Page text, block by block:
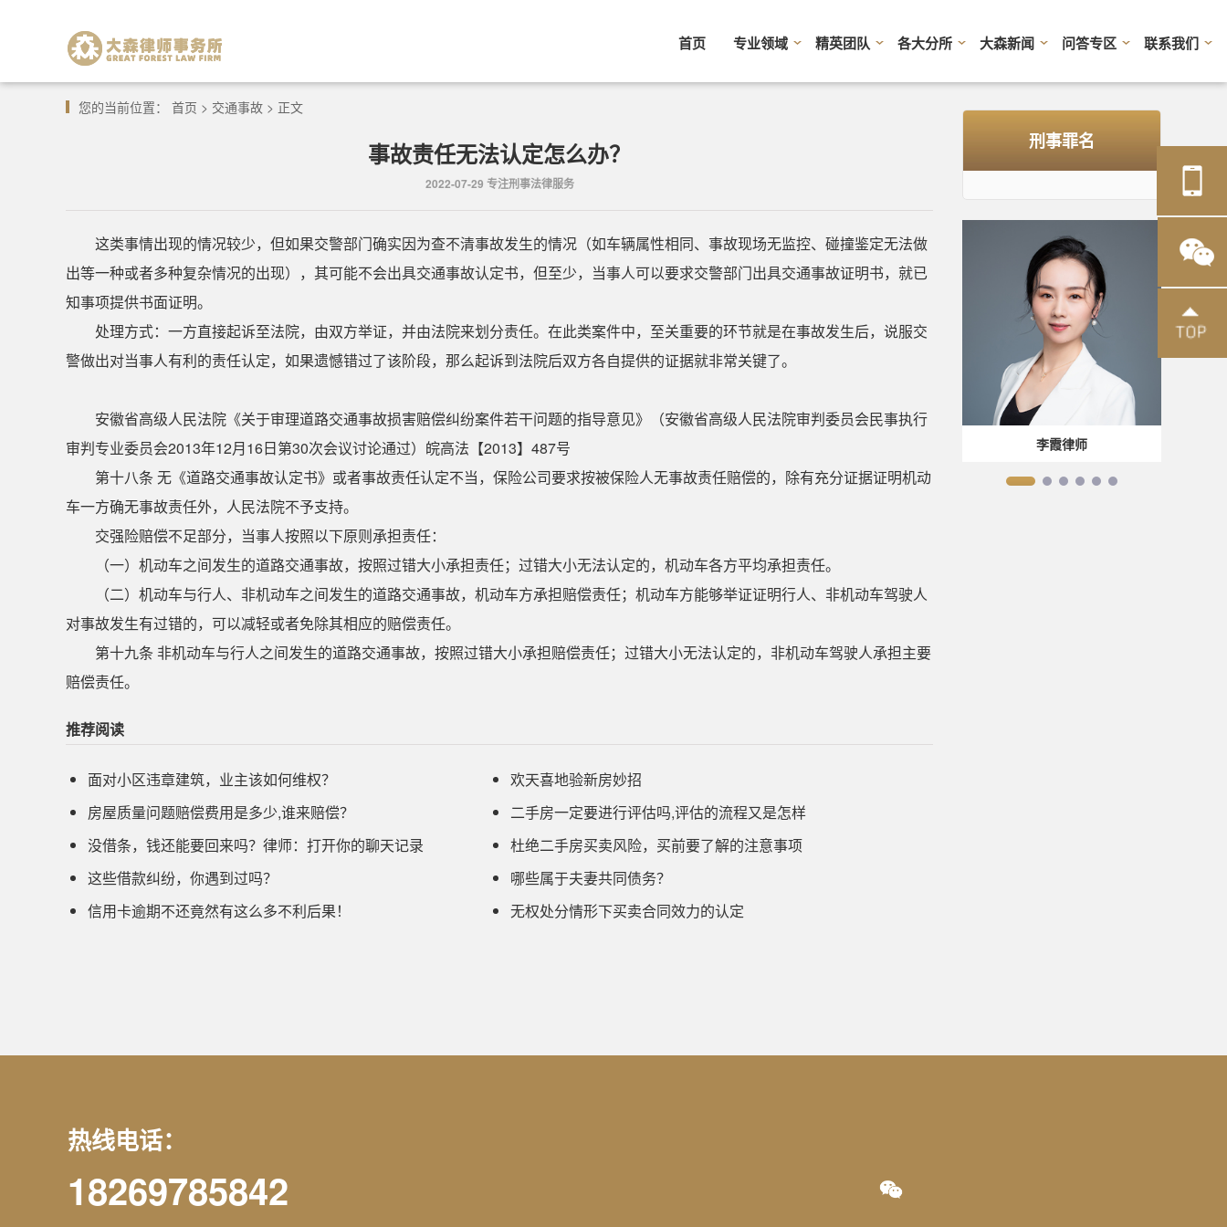
首页 专业领域 精英团队 各大分所 大森新闻 问答专区 联系我们
您的当前位置： 首页 > 交通事故 > 正文
事故责任无法认定怎么办？
2022-07-29 专注刑事法律服务
这类事情出现的情况较少，但如果交警部门确实因为查不清事故发生的情况（如车辆属性相同、事故现场无监控、碰撞鉴定无法做
出等一种或者多种复杂情况的出现），其可能不会出具交通事故认定书，但至少，当事人可以要求交警部门出具交通事故证明书，就已
知事项提供书面证明。
处理方式：一方直接起诉至法院，由双方举证，并由法院来划分责任。在此类案件中，至关重要的环节就是在事故发生后，说服交
警做出对当事人有利的责任认定，如果遗憾错过了该阶段，那么起诉到法院后双方各自提供的证据就非常关键了。
安徽省高级人民法院《关于审理道路交通事故损害赔偿纠纷案件若干问题的指导意见》（安徽省高级人民法院审判委员会民事执行
审判专业委员会2013年12月16日第30次会议讨论通过）皖高法【2013】487号
第十八条 无《道路交通事故认定书》或者事故责任认定不当，保险公司要求按被保险人无事故责任赔偿的，除有充分证据证明机动
车一方确无事故责任外，人民法院不予支持。
交强险赔偿不足部分，当事人按照以下原则承担责任：
（一）机动车之间发生的道路交通事故，按照过错大小承担责任；过错大小无法认定的，机动车各方平均承担责任。
（二）机动车与行人、非机动车之间发生的道路交通事故，机动车方承担赔偿责任；机动车方能够举证证明行人、非机动车驾驶人
对事故发生有过错的，可以减轻或者免除其相应的赔偿责任。
第十九条 非机动车与行人之间发生的道路交通事故，按照过错大小承担赔偿责任；过错大小无法认定的，非机动车驾驶人承担主要
赔偿责任。
推荐阅读
面对小区违章建筑，业主该如何维权？
​欢天喜地验新房妙招
​房屋质量问题赔偿费用是多少,谁来赔偿？
二手房一定要进行评估吗,评估的流程又是怎样
没借条，钱还能要回来吗？律师：打开你的聊天记录
​杜绝二手房买卖风险，买前要了解的注意事项
这些借款纠纷，你遇到过吗？
​哪些属于夫妻共同债务？
信用卡逾期不还竟然有这么多不利后果！
无权处分情形下买卖合同效力的认定
刑事罪名
李霞律师
热线电话：
18269785842